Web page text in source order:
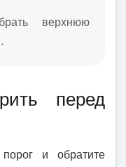
верхнюю
перед
и обратите